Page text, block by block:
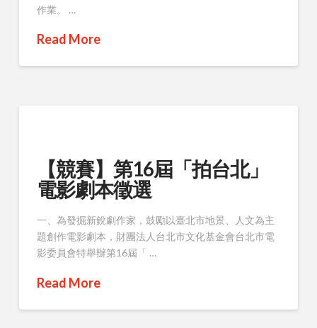
作業。 …
Read More
【競賽】第16屆「拍台北」
電影劇本徵選
一、為發掘新銳劇作家，鼓勵以臺北市地景、人文為主
題創作電影劇本，財團法人台北市文化基金會台北市電
影委員會特舉辦第16屆「 …
Read More